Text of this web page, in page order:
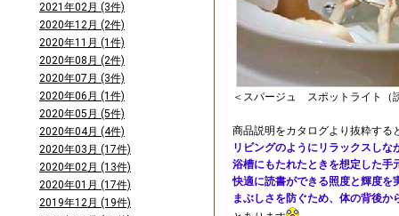
＜スパージュ スポットライト（
商品説明をカタログより抜粋する
リビングのようにリラックスしな
浴槽にもたれたときを想定した手
快適に読書ができる照度と輝度を
まぶしさを防ぐため、体の背後か
2021年02月 (3件)
2020年12月 (2件)
2020年11月 (1件)
2020年08月 (2件)
2020年07月 (3件)
2020年06月 (1件)
2020年05月 (5件)
2020年04月 (4件)
2020年03月 (17件)
2020年02月 (13件)
2020年01月 (17件)
2019年12月 (19件)